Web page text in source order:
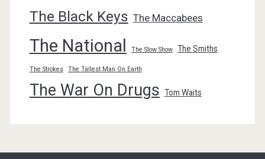
The Black Keys The Maccabees
The National The Slow Show The Smiths
The Strokes The Tallest Man On Earth
The War On Drugs Tom Waits